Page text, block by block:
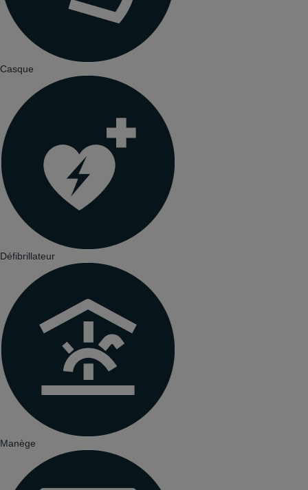
Casque
Défibrillateur
Manège